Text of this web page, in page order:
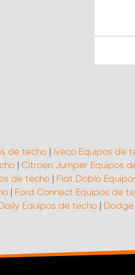
de techo| Iveco Equipos de
| Citroen Jumper Equipos
de techo | Fiat Doblò
| Ford Connect Equipos de
Equipos de techo |